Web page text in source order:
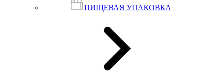
ПИЩЕВАЯ УПАКОВКА